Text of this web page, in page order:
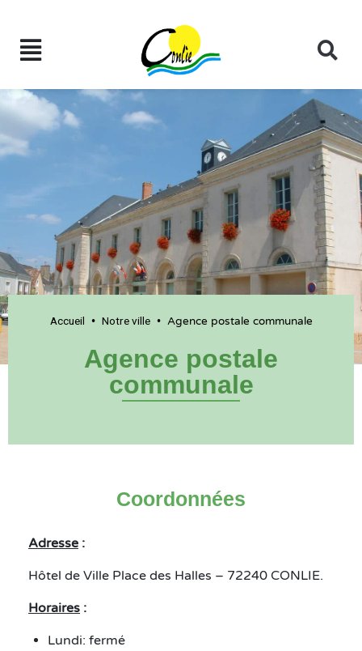
Accueil • Notre ville• Agence postale communale
Agence postale
communale
Coordonnées
Adresse :
Hôtel de Ville Place des Halles – 72240 CONLIE.
Horaires :
Lundi: fermé